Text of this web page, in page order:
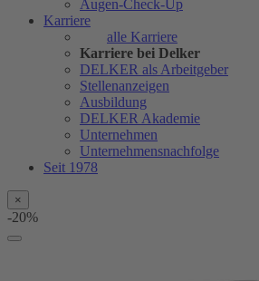
Augen-Check-Up
Karriere
alle Karriere
Karriere bei Delker
DELKER als Arbeitgeber
Stellenanzeigen
Ausbildung
DELKER Akademie
Unternehmen
Unternehmensnachfolge
Seit 1978
×
-20%